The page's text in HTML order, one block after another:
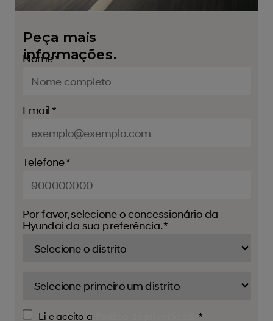
Nome *
Email *
Telefone *
Por favor, selecione o concessionário da
Hyundai da sua preferência. *
Li e aceito a *
Peça mais
informações.